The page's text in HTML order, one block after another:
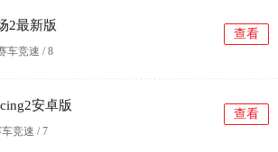
2最新版
车竞速 /8
查看
安卓版
车竞速 /7
查看